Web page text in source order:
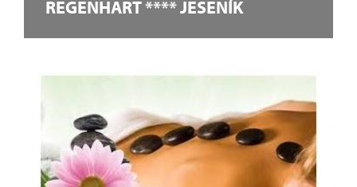
REGENHART **** JESENÍK